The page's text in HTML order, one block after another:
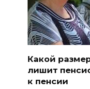
Какой
лишит
к пенсии